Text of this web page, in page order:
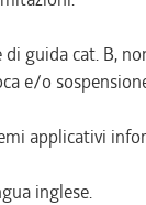
guida cat. B,
e/o
applicativi
inglese.